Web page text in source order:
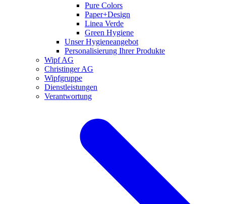
Pure Colors
Paper+Design
Linea Verde
Green Hygiene
Unser Hygieneangebot
Personalisierung Ihrer Produkte
Wipf AG
Christinger AG
Wipfgruppe
Dienstleistungen
Verantwortung